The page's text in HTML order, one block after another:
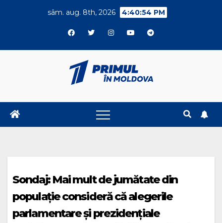
sâm. aug. 8th, 2026 4:40:55 PM
Sondaj: Mai mult de jumătate din
populație consideră că alegerile
parlamentare și prezidențiale